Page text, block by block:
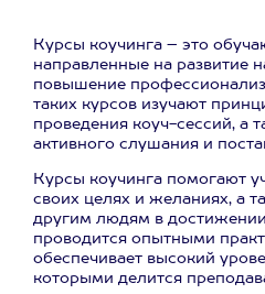
Курсы коучинга – это
направленные на развитие
повышение
таких курсов изучают
проведения коуч-сессий, а
активного слушания и
Курсы коучинга помогают
своих целях и желаниях, а
другим людям в
проводится опытными
обеспечивает высокий
которыми делится